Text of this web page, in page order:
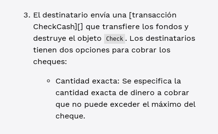
El destinatario envía una [transacción
CheckCash][] que transfiere los fondos y
destruye el objeto
Check . Los destinatarios
tienen dos opciones para cobrar los
cheques:
Cantidad exacta: Se especifica la
cantidad exacta de dinero a cobrar
que no puede exceder el máximo del
cheque.